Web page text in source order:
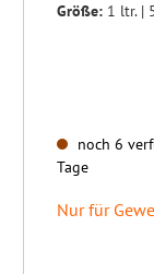
Größe: 1 ltr. |
noch 6
Tage
Nur für